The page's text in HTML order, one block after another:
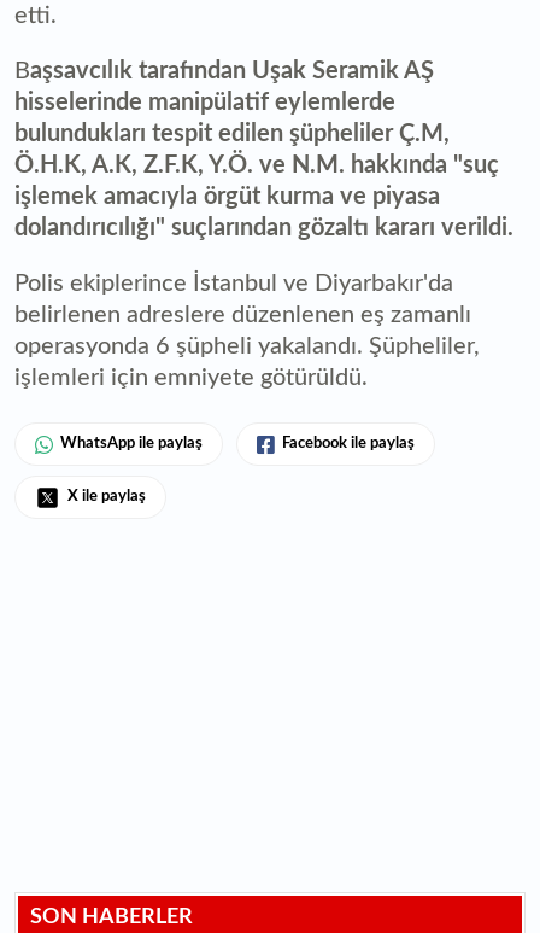
etti.
Başsavcılık tarafından Uşak Seramik AŞ
hisselerinde manipülatif eylemlerde
bulundukları tespit edilen şüpheliler Ç.M,
Ö.H.K, A.K, Z.F.K, Y.Ö. ve N.M. hakkında "suç
işlemek amacıyla örgüt kurma ve piyasa
dolandırıcılığı" suçlarından gözaltı kararı verildi.
Polis ekiplerince İstanbul ve Diyarbakır'da
belirlenen adreslere düzenlenen eş zamanlı
operasyonda 6 şüpheli yakalandı. Şüpheliler,
işlemleri için emniyete götürüldü.
WhatsApp ile paylaş Facebook ile paylaş
X ile paylaş
SON HABERLER